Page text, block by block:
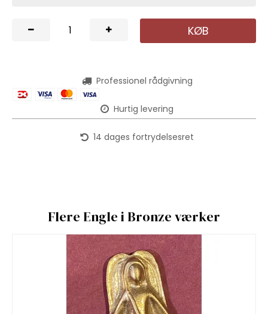
KØB
Professionel rådgivning
Hurtig levering
14 dages fortrydelsesret
Flere Engle i Bronze værker